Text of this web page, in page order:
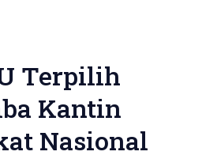
Terpilih
Kantin
Nasional